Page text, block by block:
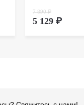
7 890 ₽
5 129 ₽